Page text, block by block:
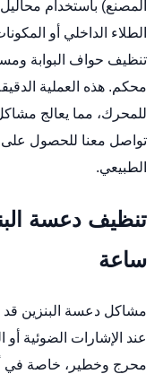
المصنع) باستخدام
الطلاء الداخلي أو
تنظيف حواف البوابة
محكم. هذه العملية
للمحرك، مما يعالج مشاكل
تواصل معنا للحصول
الطبيعي.
ساعة
مشاكل دعسة البنزين
عند الإشارات الضوئية
محرج وخطير، خاصة في